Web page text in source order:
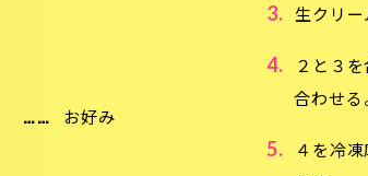
…… お好み
3. 生クリ
4.
２と３
合わせる
5.
４を冷